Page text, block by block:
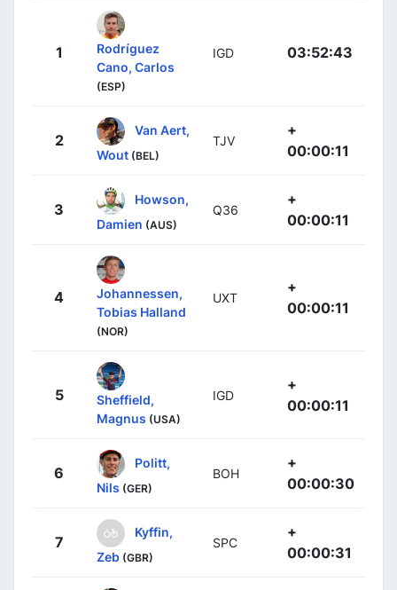
1
Rodríguez
Cano, Carlos
(ESP)
IGD 03:52:43
2
Van Aert,
Wout (BEL)
TJV
+
00:00:11
3
Howson,
Damien (AUS)
Q36
+
00:00:11
4
Johannessen,
Tobias Halland
(NOR)
UXT
+
00:00:11
5
Sheffield,
Magnus (USA)
IGD
+
00:00:11
6
Politt,
Nils (GER)
BOH
+
00:00:30
7
Kyffin,
Zeb (GBR)
SPC
+
00:00:31